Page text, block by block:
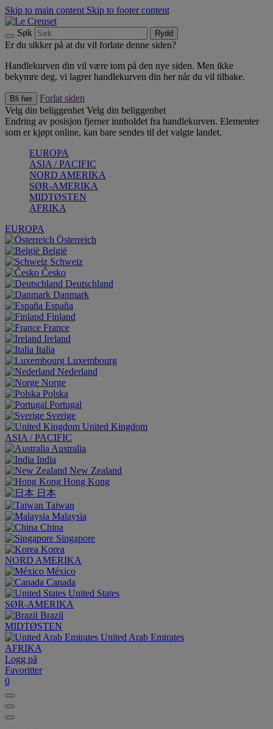
Skip to main content Skip to footer content
Søk Rydd
Er du sikker på at du vil forlate denne siden?
Handlekurven din vil være tom på den nye siden. Men ikke
bekymre deg, vi lagrer handlekurven din her når du vil tilbake.
Bli her
Forlat siden
Velg din beliggenhet Velg din beliggenhet
Endring av posisjon fjerner innholdet fra handlekurven. Elementer
som er kjøpt online, kan bare sendes til det valgte landet.
EUROPA
ASIA / PACIFIC
NORD AMERIKA
SØR-AMERIKA
MIDTØSTEN
AFRIKA
EUROPA
Österreich
België
Schweiz
Česko
Deutschland
Danmark
España
Finland
France
Ireland
Italia
Luxembourg
Nederland
Norge
Polska
Portugal
Sverige
United Kingdom
ASIA / PACIFIC
Australia
India
New Zealand
Hong Kong
日本
Taiwan
Malaysia
China
Singapore
Korea
NORD AMERIKA
México
Canada
United States
SØR-AMERIKA
Brazil
MIDTØSTEN
United Arab Emirates
AFRIKA
Logg på
Favoritter
0